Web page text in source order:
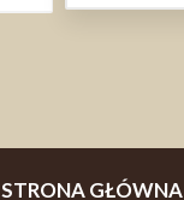
STRONA GŁÓWNA